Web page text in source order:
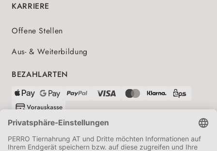
KARRIERE
Offene Stellen
Aus- & Weiterbildung
BEZAHLARTEN
VERSANDPARTNER